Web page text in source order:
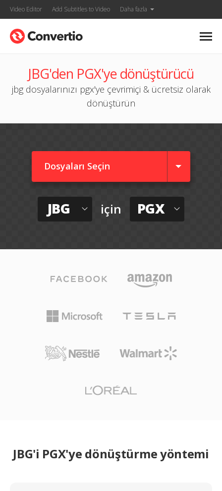
Video Editor Add Subtitles to Video Daha fazla
JBG'den PGX'ye dönüştürücü
jbg dosyalarınızı pgx'ye çevrimiçi & ücretsiz olarak
dönüştürün
Dosyaları Seçin
JBG için PGX
JBG'i PGX'ye dönüştürme yöntemi